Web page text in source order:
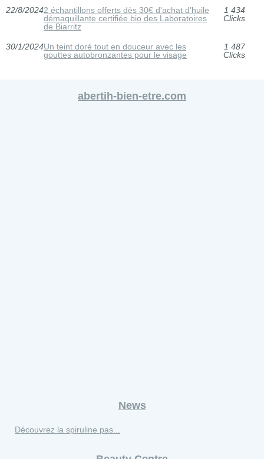
22/8/20242 échantillons offerts dès 30€ d'achat d'huile
démaquillante certifiée bio des Laboratoires
de Biarritz
1 434
Clicks
30/1/2024Un teint doré tout en douceur avec les
gouttes autobronzantes pour le visage
1 487
Clicks
abertih-bien-etre.com
News
Découvrez la spiruline pas...